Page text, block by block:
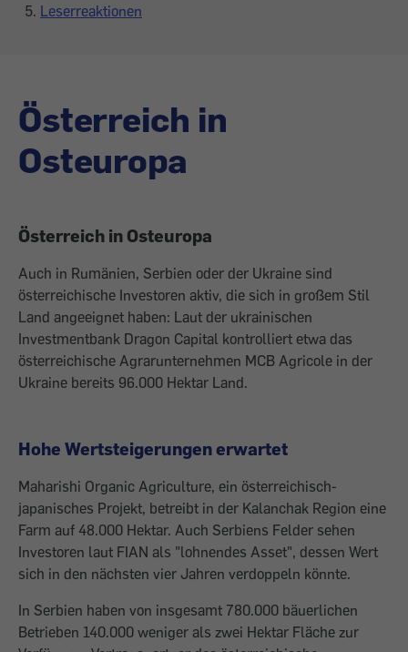
Leserreaktionen
Österreich in
Osteuropa
Österreich in Osteuropa
Auch in Rumänien, Serbien oder der Ukraine sind
österreichische Investoren aktiv, die sich in großem Stil
Land angeeignet haben: Laut der ukrainischen
Investmentbank Dragon Capital kontrolliert etwa das
österreichische Agrarunternehmen MCB Agricole in der
Ukraine bereits 96.000 Hektar Land.
Hohe Wertsteigerungen erwartet
Maharishi Organic Agriculture, ein österreichisch-
japanisches Projekt, betreibt in der Kalanchak Region eine
Farm auf 48.000 Hektar. Auch Serbiens Felder sehen
Investoren laut FIAN als "lohnendes Asset", dessen Wert
sich in den nächsten vier Jahren verdoppeln könnte.
In Serbien haben von ­insgesamt 780.000 bäuerlichen
Betrieben 140.000 ­weniger als zwei Hektar Fläche zur